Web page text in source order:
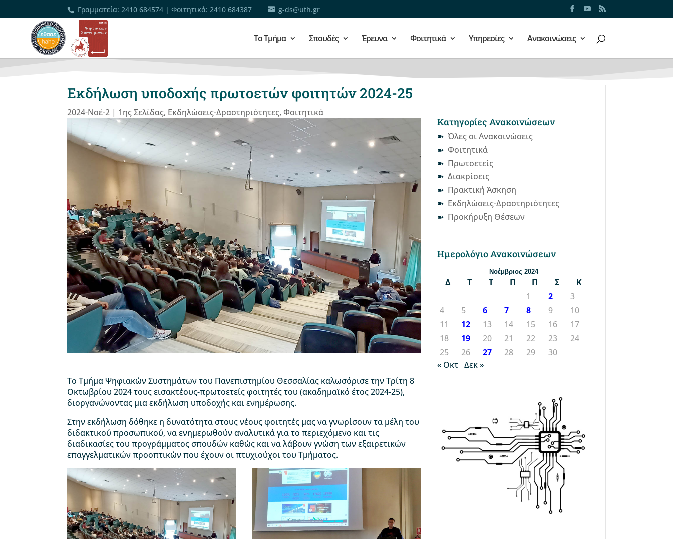
Γραμματεία: 2410 684574 |Φοιτητικά: 2410 684387 g-ds@uth.gr
Το Τμήμα Σπουδές Έρευνα Φοιτητικά Υπηρεσίες Ανακοινώσεις
Εκδήλωση υποδοχής πρωτοετών φοιτητών 2024-25
2024-Νοέ-2 | 1ης Σελίδας, Εκδηλώσεις-Δραστηριότητες,Φοιτητικά
​Το Τμήμα Ψηφιακών Συστημάτων του Πανεπιστημίου Θεσσαλίας καλωσόρισε την Τρίτη 8
Οκτωβρίου 2024 τους εισακτέους-πρωτοετείς φοιτητές του (ακαδημαϊκό έτος 2024-25),
διοργανώνοντας μια εκδήλωση υποδοχής και ενημέρωσης.
Στην εκδήλωση δόθηκε η δυνατότητα στους νέους φοιτητές μας να γνωρίσουν τα μέλη του
διδακτικού προσωπικού, να ενημερωθούν αναλυτικά για το περιεχόμενο και τις
διαδικασίες του προγράμματος σπουδών καθώς και να λάβουν γνώση των εξαιρετικών
επαγγελματικών προοπτικών που έχουν οι πτυχιούχοι του Τμήματος.
Κατηγορίες Ανακοινώσεων
Όλες οι Ανακοινώσεις
Φοιτητικά
Πρωτοετείς
Διακρίσεις
Πρακτική Άσκηση
Εκδηλώσεις-Δραστηριότητες
Προκήρυξη Θέσεων
Ημερολόγιο Ανακοινώσεων
Νοέμβριος 2024
Δ Τ Τ Π Π Σ
Κ
1
2
3
4
5 6 7 8 9
10
11
12 13 14 15 16
17
18
19 20 21 22 23
24
25
26 27 28 29
30
« Οκτ Δεκ »